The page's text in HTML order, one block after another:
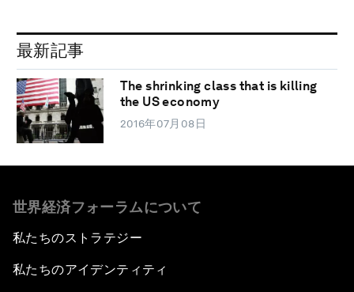
最新記事
The shrinking class that is killing
the US economy
2016年07月08日
世界経済フォーラムについて
私たちのストラテジー
私たちのアイデンティティ